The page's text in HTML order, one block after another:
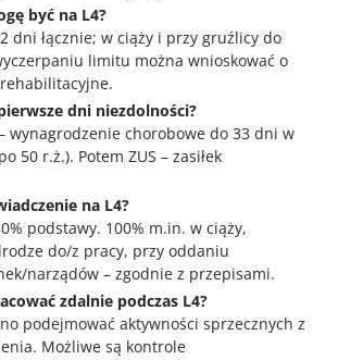
być na L4?
dni łącznie; w ciąży i przy gruźlicy do
limitu można wnioskować o
dni niezdolności?
wynagrodzenie chorobowe do 33 dni w
50 r.ż.). Potem ZUS – zasiłek
na L4?
podstawy. 100% m.in. w ciąży,
do/z pracy, przy oddaniu
narządów – zgodnie z przepisami.
zdalnie podczas L4?
podejmować aktywności sprzecznych z
Możliwe są kontrole